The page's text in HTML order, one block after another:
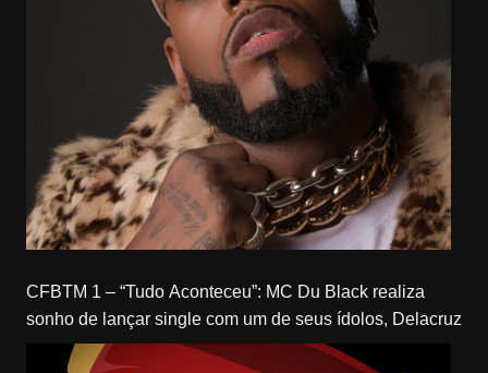
CFBTM 1 – “Tudo Aconteceu”: MC Du Black realiza
sonho de lançar single com um de seus ídolos, Delacruz